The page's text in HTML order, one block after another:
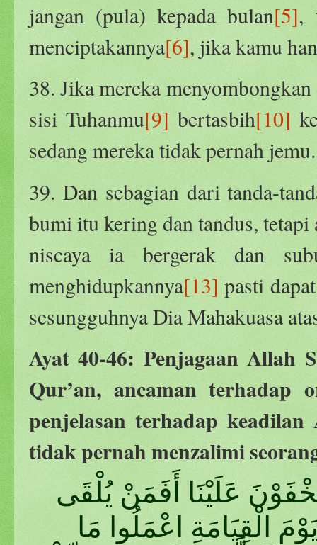
jangan (pula) kepada bulan[5],
menciptakannya[6], jika kamu
38. Jika mereka
sisi Tuhanmu[9] bertasbih[10]
sedang mereka tidak pernah jemu.
39. Dan sebagian dari tanda-
bumi itu kering dan tandus,
niscaya ia bergerak dan
menghidupkannya[13] pasti
sesungguhnya Dia Mahakuasa
Ayat 40-46: Penjagaan Allah
Qur’an, ancaman terhadap
penjelasan terhadap
tidak pernah menzalimi
عَلَيْنَا أَفَمَنْ يُلْقَى
الْقِيَامَةِ اعْمَلُوا مَا